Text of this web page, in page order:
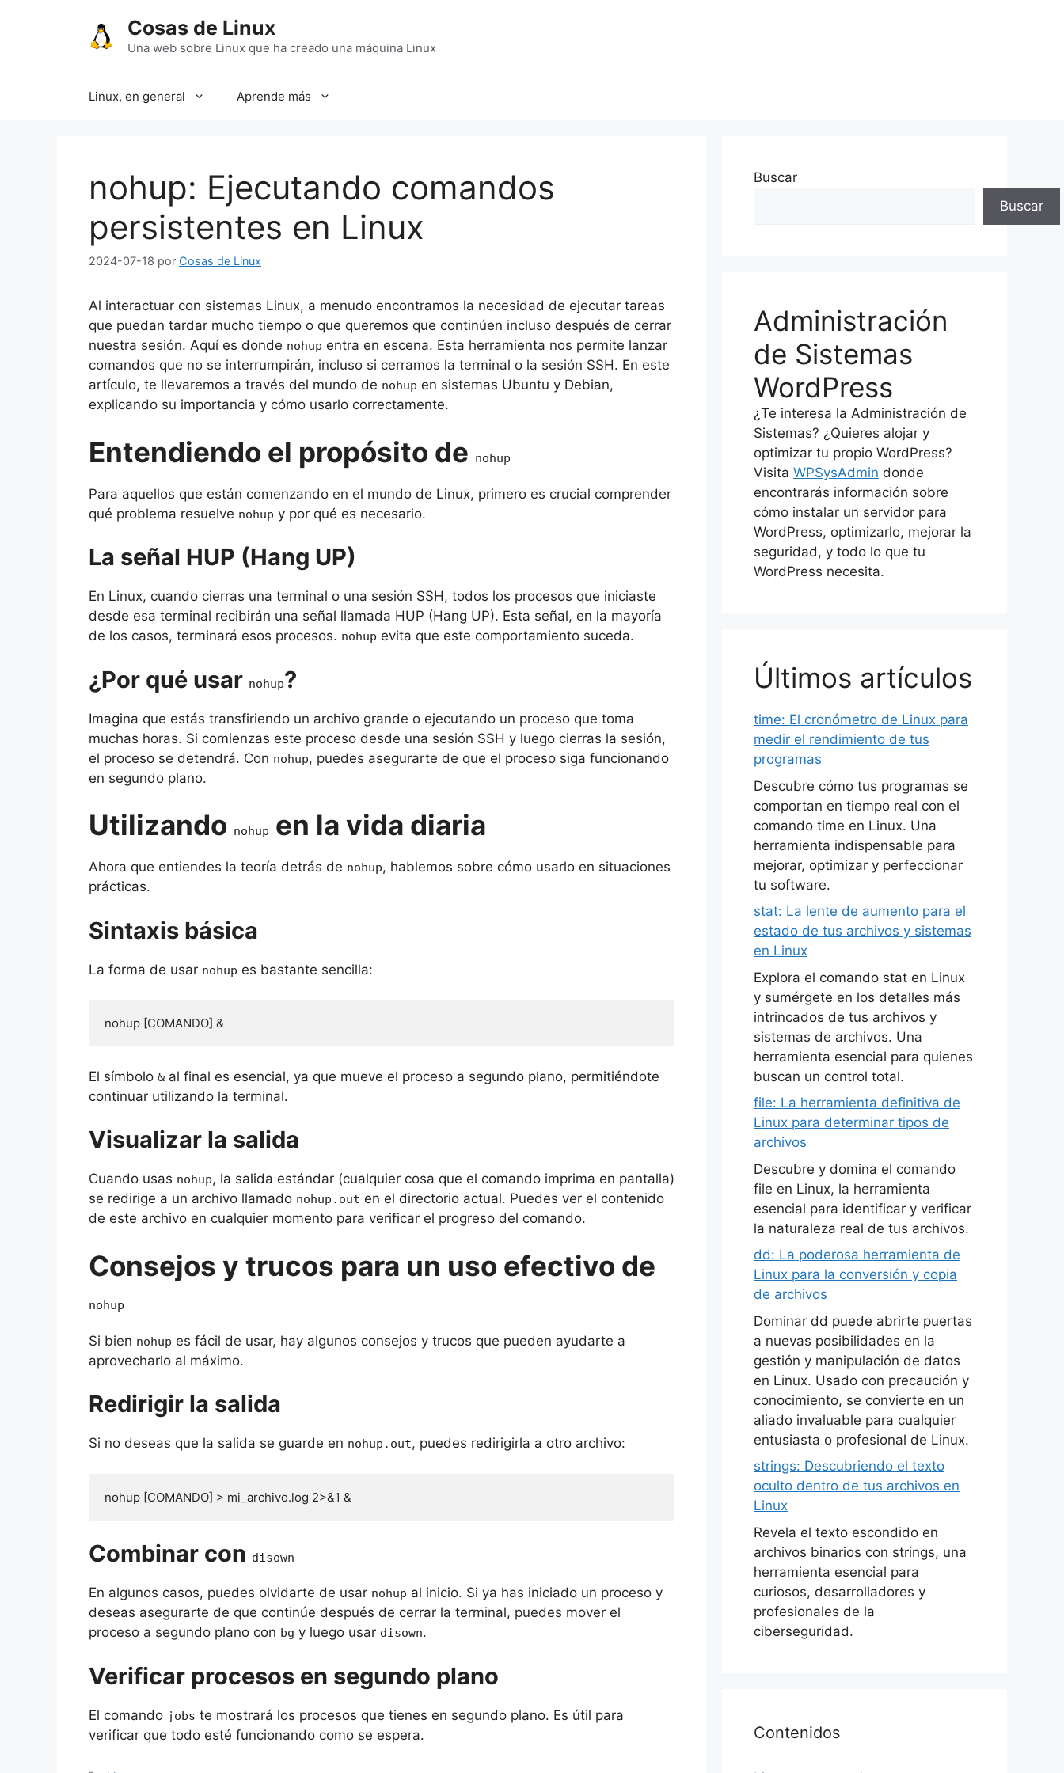
Cosas de Linux
Una web sobre Linux que ha creado una máquina Linux
Linux, en general Aprende más
nohup: Ejecutando comandos
persistentes en Linux
2024-07-18 por Cosas de Linux
Al interactuar con sistemas Linux, a menudo encontramos la necesidad de ejecutar tareas
que puedan tardar mucho tiempo o que queremos que continúen incluso después de cerrar
nuestra sesión. Aquí es donde nohup entra en escena. Esta herramienta nos permite lanzar
comandos que no se interrumpirán, incluso si cerramos la terminal o la sesión SSH. En este
artículo, te llevaremos a través del mundo de nohup en sistemas Ubuntu y Debian,
explicando su importancia y cómo usarlo correctamente.
Entendiendo el propósito de nohup
Para aquellos que están comenzando en el mundo de Linux, primero es crucial comprender
qué problema resuelve nohup y por qué es necesario.
La señal HUP (Hang UP)
En Linux, cuando cierras una terminal o una sesión SSH, todos los procesos que iniciaste
desde esa terminal recibirán una señal llamada HUP (Hang UP). Esta señal, en la mayoría
de los casos, terminará esos procesos. nohup evita que este comportamiento suceda.
¿Por qué usar nohup?
Imagina que estás transfiriendo un archivo grande o ejecutando un proceso que toma
muchas horas. Si comienzas este proceso desde una sesión SSH y luego cierras la sesión,
el proceso se detendrá. Con nohup, puedes asegurarte de que el proceso siga funcionando
en segundo plano.
Utilizando nohup en la vida diaria
Ahora que entiendes la teoría detrás de nohup, hablemos sobre cómo usarlo en situaciones
prácticas.
Sintaxis básica
La forma de usar nohup es bastante sencilla:
nohup [COMANDO] &
El símbolo & al final es esencial, ya que mueve el proceso a segundo plano, permitiéndote
continuar utilizando la terminal.
Visualizar la salida
Cuando usas nohup, la salida estándar (cualquier cosa que el comando imprima en pantalla)
se redirige a un archivo llamado nohup.out en el directorio actual. Puedes ver el contenido
de este archivo en cualquier momento para verificar el progreso del comando.
Consejos y trucos para un uso efectivo de
nohup
Si bien nohup es fácil de usar, hay algunos consejos y trucos que pueden ayudarte a
aprovecharlo al máximo.
Redirigir la salida
Si no deseas que la salida se guarde en nohup.out, puedes redirigirla a otro archivo:
nohup [COMANDO] > mi_archivo.log 2>&1 &
Combinar con disown
En algunos casos, puedes olvidarte de usar nohup al inicio. Si ya has iniciado un proceso y
deseas asegurarte de que continúe después de cerrar la terminal, puedes mover el
proceso a segundo plano con bg y luego usar disown.
Verificar procesos en segundo plano
El comando jobs te mostrará los procesos que tienes en segundo plano. Es útil para
verificar que todo esté funcionando como se espera.
Buscar
Buscar
Administración
de Sistemas
WordPress
¿Te interesa la Administración de
Sistemas? ¿Quieres alojar y
optimizar tu propio WordPress?
Visita WPSysAdmin donde
encontrarás información sobre
cómo instalar un servidor para
WordPress, optimizarlo, mejorar la
seguridad, y todo lo que tu
WordPress necesita.
Últimos artículos
time: El cronómetro de Linux para
medir el rendimiento de tus
programas
Descubre cómo tus programas se
comportan en tiempo real con el
comando time en Linux. Una
herramienta indispensable para
mejorar, optimizar y perfeccionar
tu software.
stat: La lente de aumento para el
estado de tus archivos y sistemas
en Linux
Explora el comando stat en Linux
y sumérgete en los detalles más
intrincados de tus archivos y
sistemas de archivos. Una
herramienta esencial para quienes
buscan un control total.
file: La herramienta definitiva de
Linux para determinar tipos de
archivos
Descubre y domina el comando
file en Linux, la herramienta
esencial para identificar y verificar
la naturaleza real de tus archivos.
dd: La poderosa herramienta de
Linux para la conversión y copia
de archivos
Dominar dd puede abrirte puertas
a nuevas posibilidades en la
gestión y manipulación de datos
en Linux. Usado con precaución y
conocimiento, se convierte en un
aliado invaluable para cualquier
entusiasta o profesional de Linux.
strings: Descubriendo el texto
oculto dentro de tus archivos en
Linux
Revela el texto escondido en
archivos binarios con strings, una
herramienta esencial para
curiosos, desarrolladores y
profesionales de la
ciberseguridad.
Contenidos